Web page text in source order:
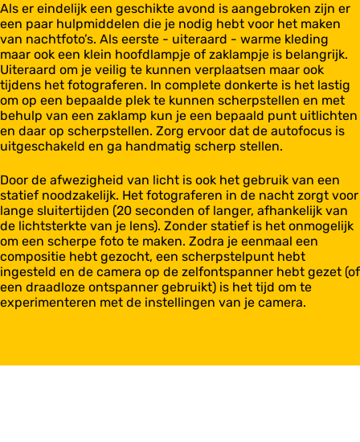
Als er eindelijk een geschikte avond is aangebroken zijn er
een paar hulpmiddelen die je nodig hebt voor het maken
van nachtfoto’s. Als eerste - uiteraard - warme kleding
maar ook een klein hoofdlampje of zaklampje is belangrijk.
Uiteraard om je veilig te kunnen verplaatsen maar ook
tijdens het fotograferen. In complete donkerte is het lastig
om op een bepaalde plek te kunnen scherpstellen en met
behulp van een zaklamp kun je een bepaald punt uitlichten
en daar op scherpstellen. Zorg ervoor dat de autofocus is
uitgeschakeld en ga handmatig scherp stellen.
Door de afwezigheid van licht is ook het gebruik van een
statief noodzakelijk. Het fotograferen in de nacht zorgt voor
lange sluitertijden (20 seconden of langer, afhankelijk van
de lichtsterkte van je lens). Zonder statief is het onmogelijk
om een scherpe foto te maken. Zodra je eenmaal een
compositie hebt gezocht, een scherpstelpunt hebt
ingesteld en de camera op de zelfontspanner hebt gezet (of
een draadloze ontspanner gebruikt) is het tijd om te
experimenteren met de instellingen van je camera.